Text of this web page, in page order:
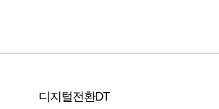
디지털전환DT